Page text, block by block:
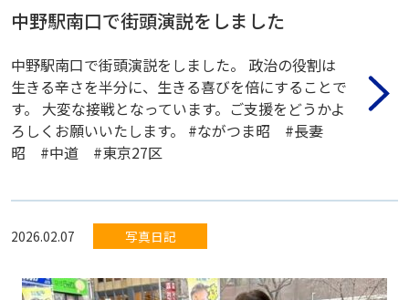
中野駅南口で街頭演説をしました
中野駅南口で街頭演説をしました。 政治の役割は
生きる辛さを半分に、生きる喜びを倍にすることで
す。 大変な接戦となっています。ご支援をどうかよ
ろしくお願いいたします。 #ながつま昭 #長妻
昭 #中道 #東京27区
2026.02.07 写真日記